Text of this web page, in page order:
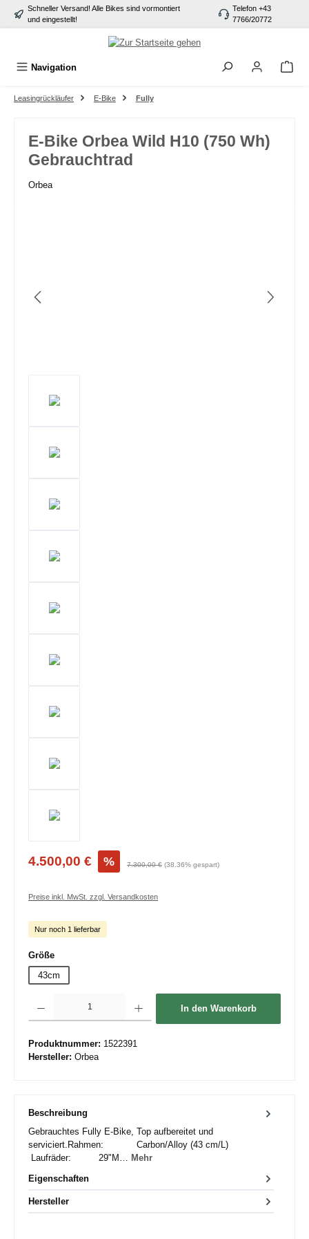
springen
Schneller Versand! Alle Bikes sind vormontiert
und eingestellt!
Telefon +43
7766/20772
Navigation
Leasingrückläufer E-Bike Fully
E-Bike Orbea Wild H10 (750 Wh)
Gebrauchtrad
Orbea
4.500,00 € % 7.300,00 € (38.36% gespart)
Preise inkl. MwSt. zzgl. Versandkosten
Nur noch 1 lieferbar
Größeauswählen
43cm
In den Warenkorb
Produktnummer: 1522391
Hersteller: Orbea
Beschreibung
Gebrauchtes Fully E-Bike, Top aufbereitet und
serviciert.Rahmen: Carbon/Alloy (43 cm/L)
Laufräder: 29"M…
Mehr
Eigenschaften
Hersteller